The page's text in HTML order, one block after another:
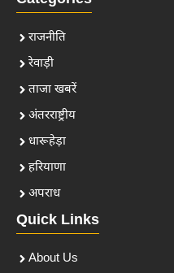
राजनीति
रेवाड़ी
ताजा खबरें
अंतरराष्ट्रीय
धारूहेड़ा
हरियाणा
अपराध
Quick Links
About Us